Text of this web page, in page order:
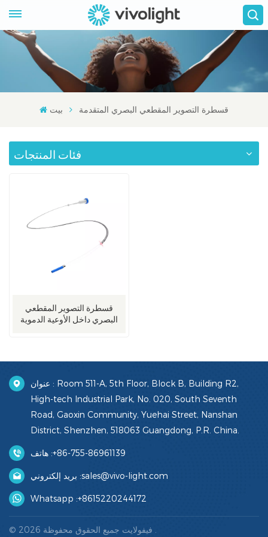
بيت قسطرة التصوير المقطعي البصري المتقدمة
فئات المنتجات
قسطرة التصوير المقطعي
البصري داخل الأوعية الدموية
عنوان : Room 511-A, 5th Floor, Block B, Building R2,
High-tech Industrial Park, No. 020, South Seventh
Road, Gaoxin Community, Yuehai Street, Nanshan
District, Shenzhen, 518063 Guangdong, P.R. China.
هاتف :+86-755-86961139
بريد إلكتروني :sales@vivo-light.com
Whatsapp :+8615220244172